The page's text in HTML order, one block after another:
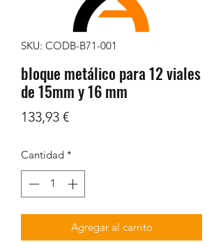
SKU: CODB-B71-001
bloque metálico para 12 viales
de 15mm y 16 mm
133,93 €Precio
Cantidad *
Agregar al carrito